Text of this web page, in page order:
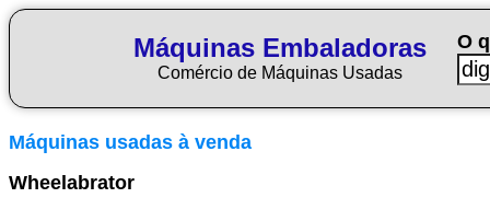
Máquinas Embaladoras
Comércio de Máquinas Usadas
O
Máquinas usadas à venda
Wheelabrator